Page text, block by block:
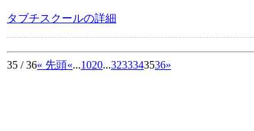
タブチスクールの詳細
35 / 36« 先頭«...1020...3233343536»